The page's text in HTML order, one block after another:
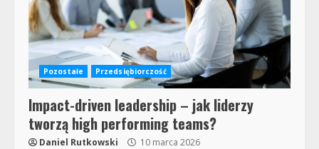
Pozostałe Przedsiębiorczość
Impact-driven leadership – jak liderzy
tworzą high performing teams?
Daniel Rutkowski 10 marca 2026